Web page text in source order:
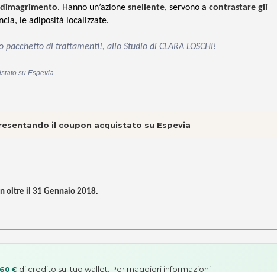
. Hanno un’azione snellente, servono a contrastare gli
le adiposità localizzate.
di trattamenti!, allo Studio di CLARA LOSCHI!
su Espevia.
il coupon acquistato su Espevia
oltre il 31 Gennaio 2018.
€ di credito sul tuo wallet. Per maggiori informazioni